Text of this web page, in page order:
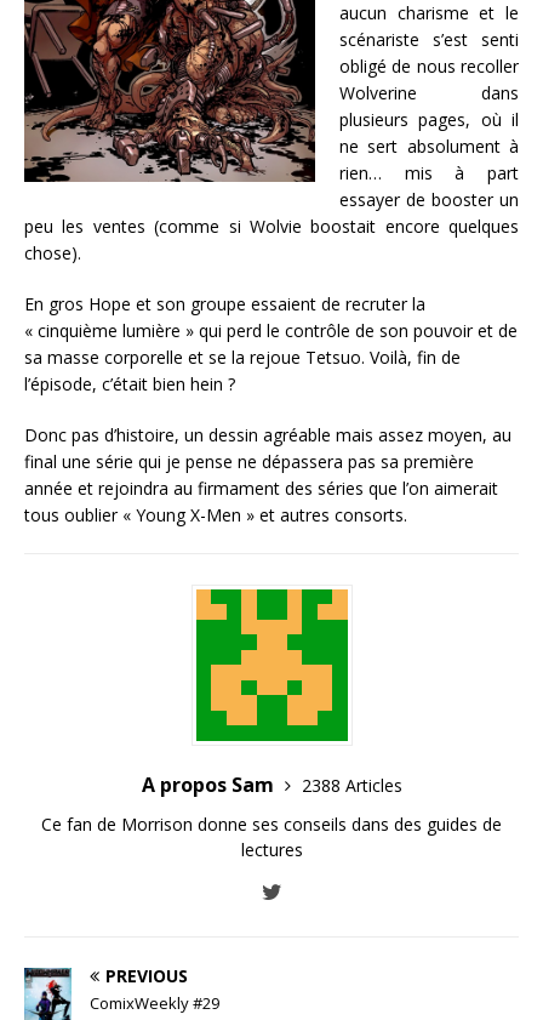
aucun charisme et le
scénariste s’est senti
obligé de nous recoller
Wolverine dans
plusieurs pages, où il
ne sert absolument à
rien… mis à part
essayer de booster un
peu les ventes (comme si Wolvie boostait encore quelques
chose).
En gros Hope et son groupe essaient de recruter la
« cinquième lumière » qui perd le contrôle de son pouvoir et de
sa masse corporelle et se la rejoue Tetsuo. Voilà, fin de
l’épisode, c’était bien hein ?
Donc pas d’histoire, un dessin agréable mais assez moyen, au
final une série qui je pense ne dépassera pas sa première
année et rejoindra au firmament des séries que l’on aimerait
tous oublier « Young X-Men » et autres consorts.
A propos Sam
2388 Articles
Ce fan de Morrison donne ses conseils dans des guides de
lectures
PREVIOUS
ComixWeekly #29